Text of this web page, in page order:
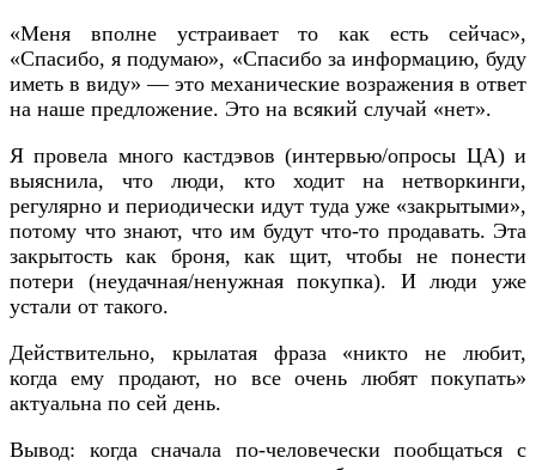
«Меня вполне устраивает то как есть сейчас»,
«Спасибо, я подумаю», «Спасибо за информацию, буду
иметь в виду» — это механические возражения в ответ
на наше предложение. Это на всякий случай «нет».
Я провела много кастдэвов (интервью/опросы ЦА) и
выяснила, что люди, кто ходит на нетворкинги,
регулярно и периодически идут туда уже «закрытыми»,
потому что знают, что им будут что-то продавать. Эта
закрытость как броня, как щит, чтобы не понести
потери (неудачная/ненужная покупка). И люди уже
устали от такого.
Действительно, крылатая фраза «никто не любит,
когда ему продают, но все очень любят покупать»
актуальна по сей день.
Вывод: когда сначала по-человечески пообщаться с